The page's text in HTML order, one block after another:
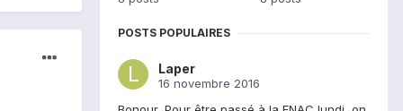
POSTS POPULAIRES
Laper
16 novembre 2016